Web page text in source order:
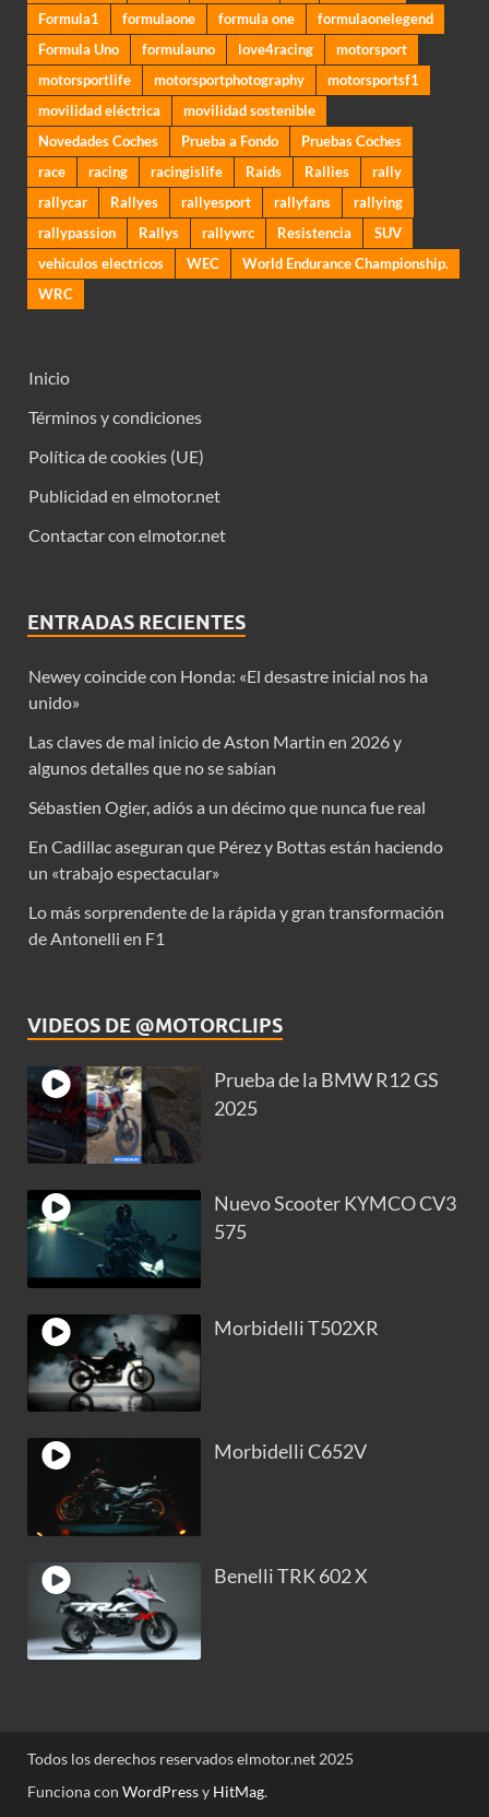
Formula1
formulaone formula one
formulaonelegend
Formula Uno
formulauno love4racing
motorsport
motorsportlife
motorsportphotography
motorsportsf1
movilidad eléctrica
movilidad sostenible
Novedades Coches
Prueba a Fondo
Pruebas Coches
race
racing racingislife Raids Rallies
rally
rallycar
Rallyes rallyesport rallyfans
rallying
rallypassion
Rallys rallywrc Resistencia
SUV
vehiculos electricos
WEC
World Endurance Championship.
WRC
Inicio
Términos y condiciones
Política de cookies (UE)
Publicidad en elmotor.net
Contactar con elmotor.net
ENTRADAS RECIENTES
Newey coincide con Honda: «El desastre inicial nos ha
unido»
Las claves de mal inicio de Aston Martin en 2026 y
algunos detalles que no se sabían
Sébastien Ogier, adiós a un décimo que nunca fue real
En Cadillac aseguran que Pérez y Bottas están haciendo
un «trabajo espectacular»
Lo más sorprendente de la rápida y gran transformación
de Antonelli en F1
VIDEOS DE @MOTORCLIPS
Prueba de la BMW R12 GS
2025
Nuevo Scooter KYMCO CV3
575
Morbidelli T502XR
Morbidelli C652V
Benelli TRK 602 X
Todos los derechos reservados elmotor.net 2025
Funciona con WordPressy HitMag.